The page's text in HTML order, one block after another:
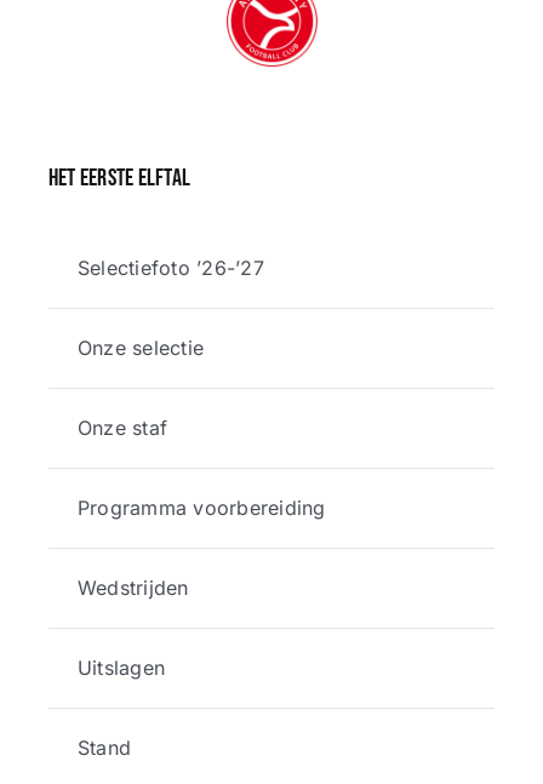
Het eerste elftal
Selectiefoto ’26-’27
Onze selectie
Onze staf
Programma voorbereiding
Wedstrijden
Uitslagen
Stand